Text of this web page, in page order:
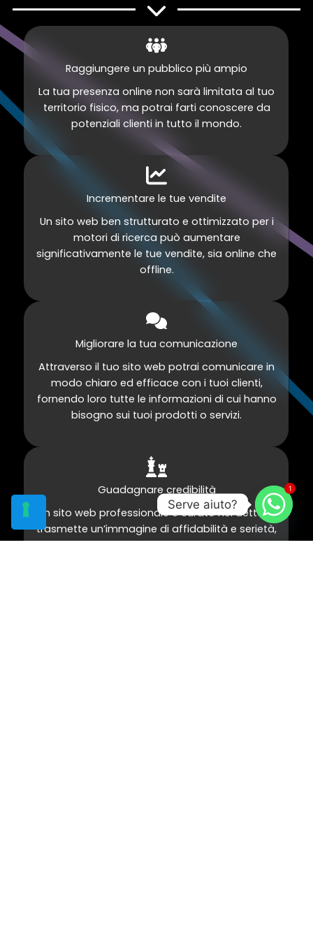
Raggiungere un pubblico più ampio
La tua presenza online non sarà limitata al tuo
territorio fisico, ma potrai farti conoscere da
potenziali clienti in tutto il mondo.
Incrementare le tue vendite
Un sito web ben strutturato e ottimizzato per i
motori di ricerca può aumentare
significativamente le tue vendite, sia online che
offline.
Migliorare la tua comunicazione
Attraverso il tuo sito web potrai comunicare in
modo chiaro ed efficace con i tuoi clienti,
fornendo loro tutte le informazioni di cui hanno
bisogno sui tuoi prodotti o servizi.
Guadagnare credibilità
Un sito web professionale e curato nei dettagli
trasmette un’immagine di affidabilità e serietà,
rafforzando la tua credibilità agli occhi dei
1
Serve aiuto?